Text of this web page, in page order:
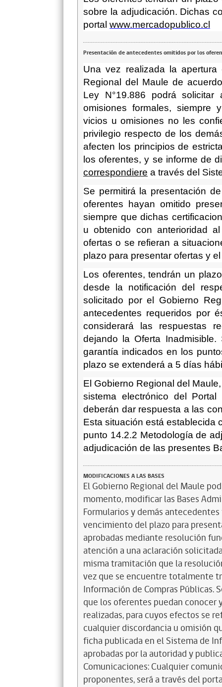
sobre la adjudicación. Dichas
portal www.mercadopublico.cl
Presentación de antecedentes omitidos por los
Una vez realizada la
Regional del Maule de
Ley N°19.886 podrásolicitar
omisiones formales,
vicios u omisiones no les
privilegio respecto de los
afecten los principios de
los oferentes, y se informe de
correspondiere a través del
Se permitirá la presentación
oferentes hayan omitido
siempre que dichas
u obtenido con anterioridad
ofertas o se refieran a
plazo para presentar ofertas y
Los oferentes, tendrán un
desde la notificación del
solicitado por el Gobierno
antecedentes requeridos por
considerará las respuestas
dejando la Oferta
garantía indicados en los
plazo se extenderá a 5 días
El Gobierno Regional del
sistema electrónico del Portal
deberán dar respuesta a las
Esta situación está establecida
punto 14.2.2 Metodología de
adjudicación de las presentes
MODIFICACIONES A LAS BASES
El Gobierno Regional del Maule
momento, modificar las Bases
Formularios y demás
vencimiento del plazo para
aprobadas mediante resolución
atención a una aclaración
misma tramitación que la
vez que se encuentre totalmente
Información de Compras Públicas.
que los oferentes puedan conocer
realizadas, para cuyos efectos se
cualquier discordancia u omisión
ficha publicada en el Sistema de
aprobadas por la autoridad y
Comunicaciones: Cualquier
proponentes, será a través del